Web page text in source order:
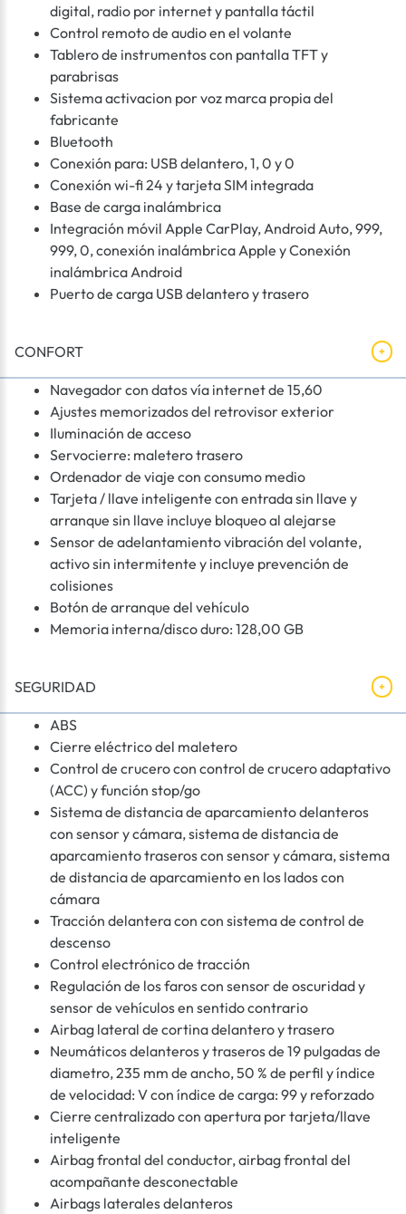
digital, radio por internet y pantalla táctil
Control remoto de audio en el volante
Tablero de instrumentos con pantalla TFT y
parabrisas
Sistema activacion por voz marca propia del
fabricante
Bluetooth
Conexión para: USB delantero, 1, 0 y 0
Conexión wi-fi 24 y tarjeta SIM integrada
Base de carga inalámbrica
Integración móvil Apple CarPlay, Android Auto, 999,
999, 0, conexión inalámbrica Apple y Conexión
inalámbrica Android
Puerto de carga USB delantero y trasero
CONFORT
Navegador con datos vía internet de 15,60
Ajustes memorizados del retrovisor exterior
Iluminación de acceso
Servocierre: maletero trasero
Ordenador de viaje con consumo medio
Tarjeta / llave inteligente con entrada sin llave y
arranque sin llave incluye bloqueo al alejarse
Sensor de adelantamiento vibración del volante,
activo sin intermitente y incluye prevención de
colisiones
Botón de arranque del vehículo
Memoria interna/disco duro: 128,00 GB
SEGURIDAD
ABS
Cierre eléctrico del maletero
Control de crucero con control de crucero adaptativo
(ACC) y función stop/go
Sistema de distancia de aparcamiento delanteros
con sensor y cámara, sistema de distancia de
aparcamiento traseros con sensor y cámara, sistema
de distancia de aparcamiento en los lados con
cámara
Tracción delantera con con sistema de control de
descenso
Control electrónico de tracción
Regulación de los faros con sensor de oscuridad y
sensor de vehículos en sentido contrario
Airbag lateral de cortina delantero y trasero
Neumáticos delanteros y traseros de 19 pulgadas de
diametro, 235 mm de ancho, 50 % de perfil y índice
de velocidad: V con índice de carga: 99 y reforzado
Cierre centralizado con apertura por tarjeta/llave
inteligente
Airbag frontal del conductor, airbag frontal del
acompañante desconectable
Airbags laterales delanteros